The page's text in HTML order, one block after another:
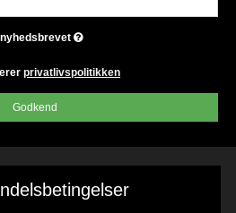
privatlivspolitikken
Godkend